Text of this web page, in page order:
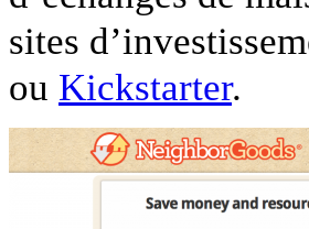
sites
ou Kickstarter.